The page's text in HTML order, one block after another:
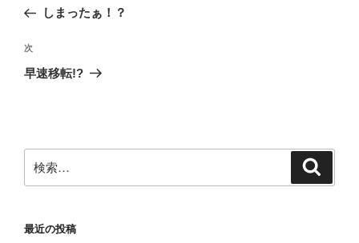
ナ
ビ
ゲ
ン
の
稿
しまったぁ！？
次
の
次
早速移転!?
索:
最近の投稿